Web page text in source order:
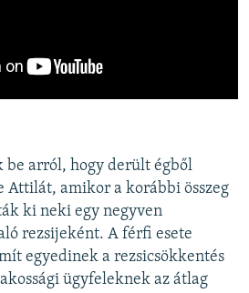
be arról, hogy derült égből
Attilát, amikor a korábbi összeg
ki neki egy negyven
rezsijeként. A férfi esete
egyedinek a rezsicsökkentés
ügyfeleknek az átlag